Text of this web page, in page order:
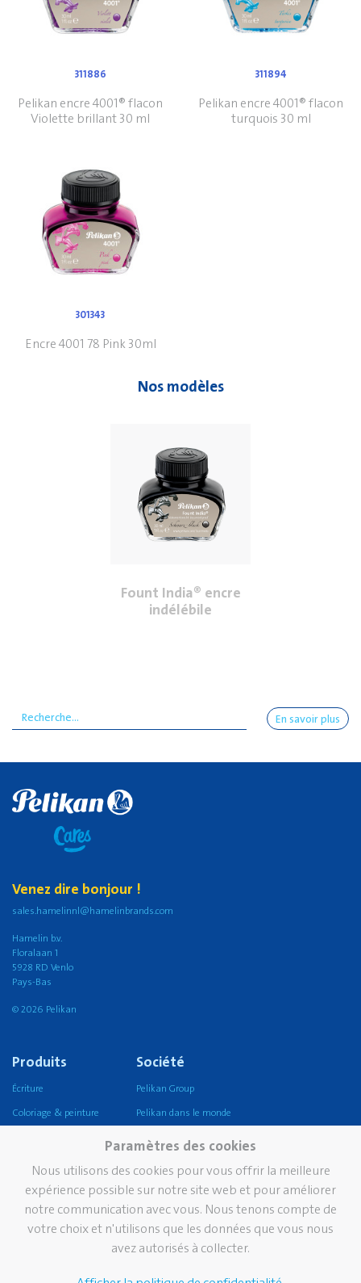
311886
Pelikan encre 4001® flacon
Violette brillant 30 ml
311894
Pelikan encre 4001® flacon
turquois 30 ml
301343
Encre 4001 78 Pink 30ml
Nos modèles
Fount India® encre
indélébile
En savoir plus
Venez dire bonjour !
sales.hamelinnl@hamelinbrands.com
Hamelin b.v.
Floralaan 1
5928 RD Venlo
Pays-Bas
© 2026 Pelikan
Produits
Écriture
Coloriage & peinture
Corriger et effacer
Ecole
Bureau
Société
Pelikan Group
Pelikan dans le monde
valeurs
Durabilité
Paramètres des cookies
Nous utilisons des cookies pour vous offrir la meilleure
expérience possible sur notre site web et pour améliorer
notre communication avec vous. Nous tenons compte de
votre choix et n'utilisons que les données que vous nous
avez autorisés à collecter.